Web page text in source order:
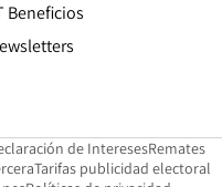
Beneficios
in new window
de InteresesOpens in
Remates
Opens in new window
Tarifas publicidad electoral